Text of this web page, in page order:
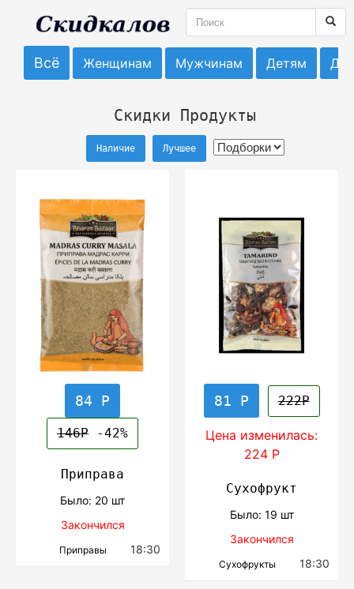
Всё Женщинам Мужчинам Детям
Скидки Продукты
Наличие Лучшее
84 Р
146Р -42%
Приправа
Было: 20 шт
Закончился
Приправы 18:30
81 Р 222Р
Цена изменилась:
224 Р
Сухофрукт
Было: 19 шт
Закончился
Сухофрукты 18:30